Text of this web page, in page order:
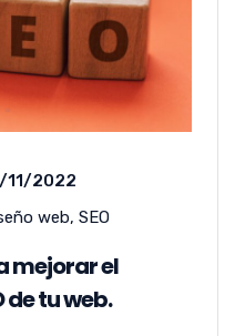
11/2022
web, SEO
mejorar el
tu web.